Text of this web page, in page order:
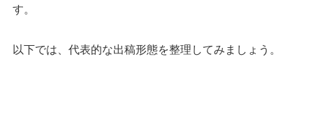
す。
以下では、代表的な出稿形態を整理してみましょう。